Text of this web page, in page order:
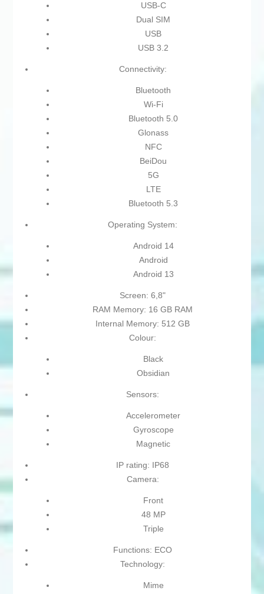
USB-C
Dual SIM
USB
USB 3.2
Connectivity:
Bluetooth
Wi-Fi
Bluetooth 5.0
Glonass
NFC
BeiDou
5G
LTE
Bluetooth 5.3
Operating System:
Android 14
Android
Android 13
Screen: 6,8"
RAM Memory: 16 GB RAM
Internal Memory: 512 GB
Colour:
Black
Obsidian
Sensors:
Accelerometer
Gyroscope
Magnetic
IP rating: IP68
Camera:
Front
48 MP
Triple
Functions: ECO
Technology:
Mime